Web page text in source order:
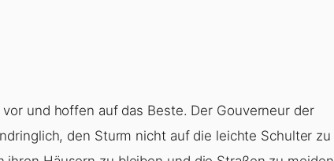
und hoffen auf das Beste. Der Gouverneur der
den Sturm nicht auf die leichte Schulter zu